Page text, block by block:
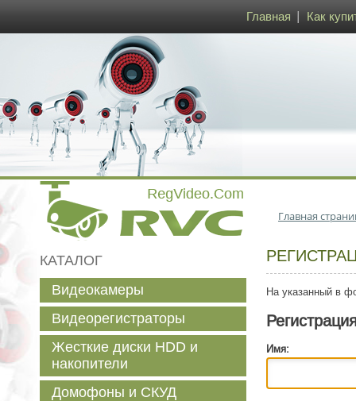
Главная Как
Главная
На указанный в
Имя:
КАТАЛОГ
Видеокамеры
Видеорегистраторы
Жесткие диски HDD и
накопители
Домофоны и СКУД